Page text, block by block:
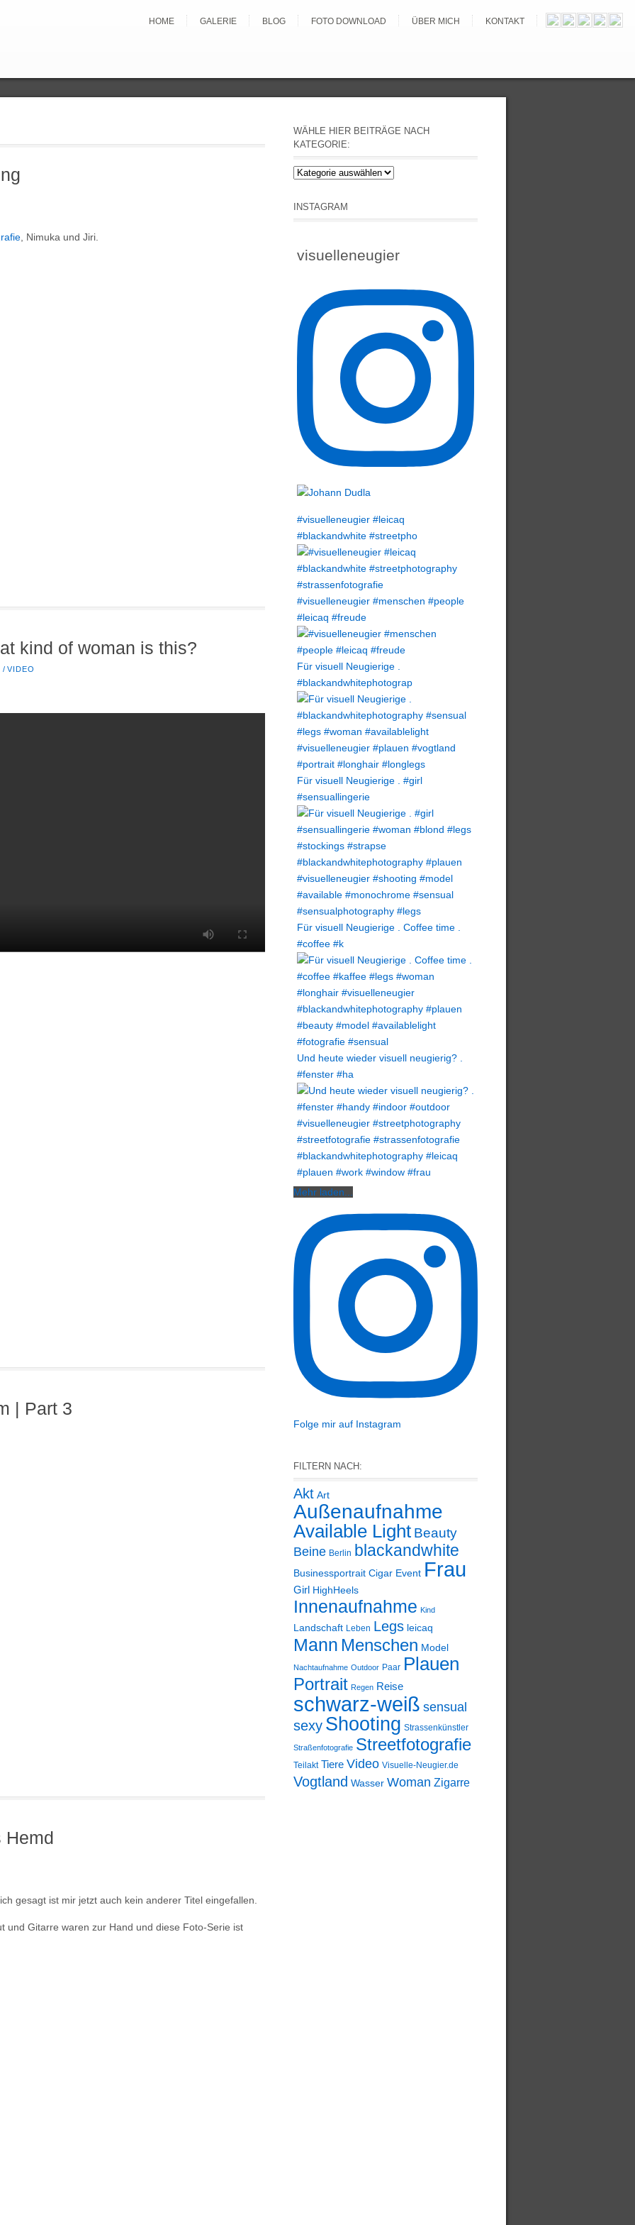
HOME GALERIE BLOG FOTO DOWNLOAD ÜBER MICH KONTAKT
, Nimuka und Jiri.
kind of woman is this?
/ VIDEO
| Part 3
gesagt ist mir jetzt auch kein anderer Titel eingefallen.
und Gitarre waren zur Hand und diese Foto-Serie ist
WÄHLE HIER BEITRÄGE NACH
KATEGORIE:
Wähle
Beiträge
nach
INSTAGRAM
visuelleneugier
#visuelleneugier #leicaq
#blackandwhite #streetpho
#visuelleneugier #menschen #people
#leicaq #freude
Für visuell Neugierige .
#blackandwhitephotograp
Für visuell Neugierige . #girl
#sensuallingerie
Für visuell Neugierige . Coffee time .
#coffee #k
Und heute wieder visuell neugierig? .
#fenster #ha
Mehr laden...
Folge mir auf Instagram
FILTERN NACH:
Akt Art
Außenaufnahme
Available Light Beauty
Beine Berlin blackandwhite
Businessportrait Cigar Event Frau
Girl HighHeels
Innenaufnahme Kind
Landschaft Leben Legs leicaq
Mann Menschen Model
Nachtaufnahme Outdoor Paar Plauen
Portrait Regen Reise
schwarz-weiß sensual
sexy Shooting Strassenkünstler
Straßenfotografie Streetfotografie
Teilakt Tiere Video Visuelle-Neugier.de
Vogtland Wasser Woman Zigarre